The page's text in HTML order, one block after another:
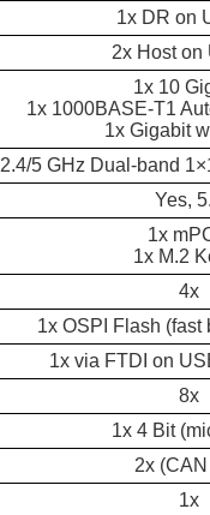
1x DR on
2x Host on
1x 10
1x 1000BASE-T1
1x Gigabit
2.4/5 GHz Dual-band
Yes,
1x
1x M.2
4x
1x OSPI Flash (fast
1x via FTDI on
8x
1x 4 Bit
2x
1x